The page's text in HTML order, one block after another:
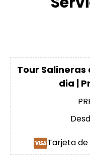
Tour Salineras
dia |
Tarjeta